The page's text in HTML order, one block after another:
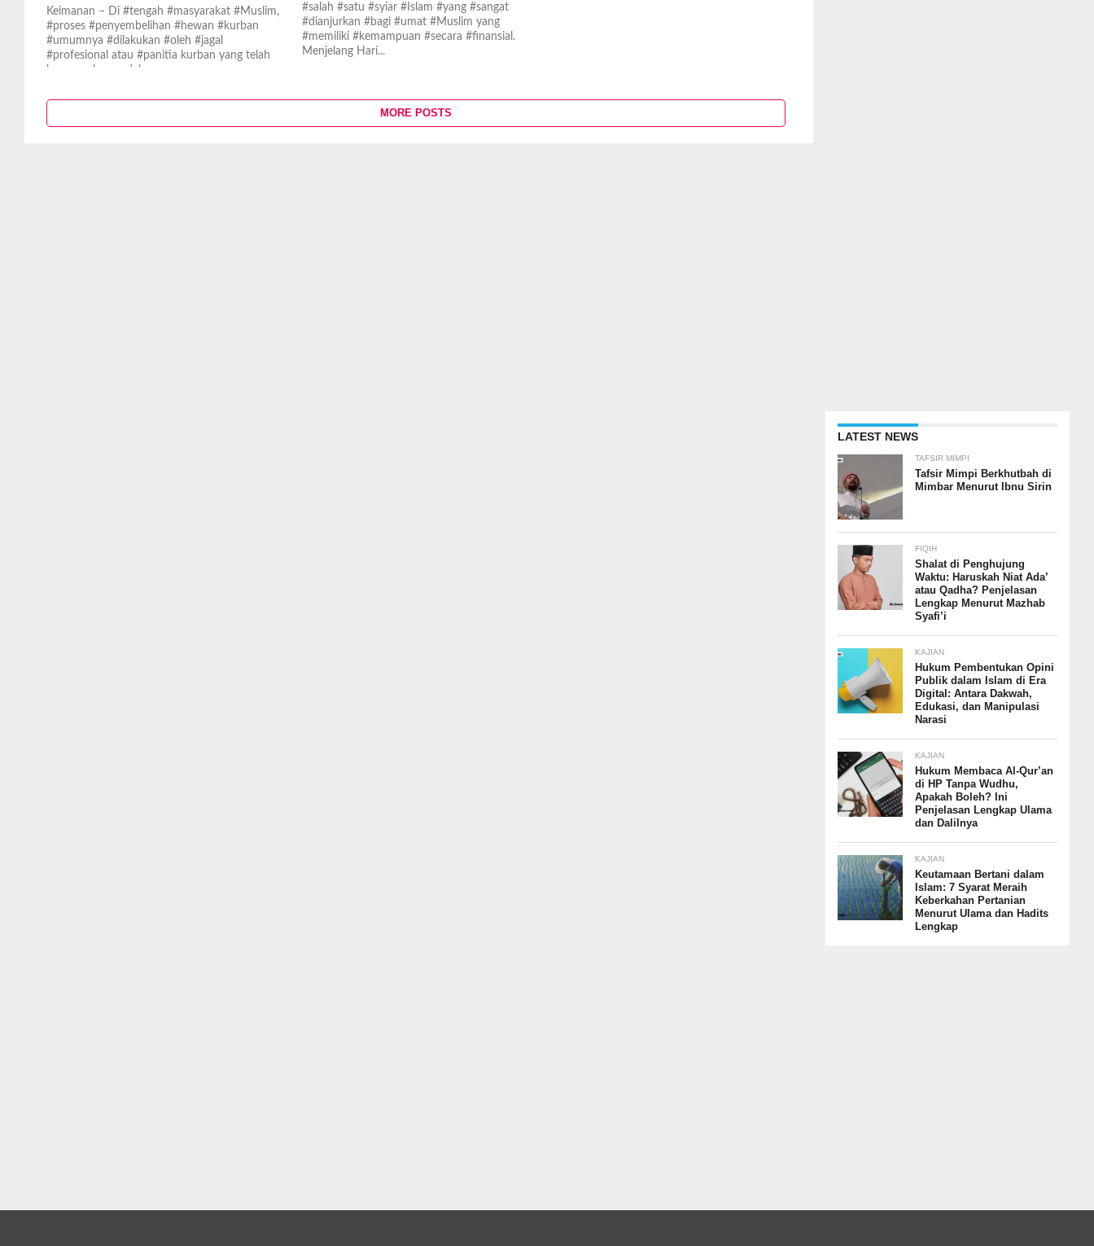
Keimanan – Di #tengah #masyarakat #Muslim,
#proses #penyembelihan #hewan #kurban
#umumnya #dilakukan #oleh #jagal
#profesional atau #panitia kurban yang telah
berpengalaman dalam...
#salah #satu #syiar #Islam #yang #sangat
#dianjurkan #bagi #umat #Muslim yang
#memiliki #kemampuan #secara #finansial.
Menjelang Hari...
MORE POSTS
LATEST NEWS
TAFSIR MIMPI
Tafsir Mimpi Berkhutbah di
Mimbar Menurut Ibnu Sirin
FIQIH
Shalat di Penghujung
Waktu: Haruskah Niat Ada’
atau Qadha? Penjelasan
Lengkap Menurut Mazhab
Syafi’i
KAJIAN
Hukum Pembentukan Opini
Publik dalam Islam di Era
Digital: Antara Dakwah,
Edukasi, dan Manipulasi
Narasi
KAJIAN
Hukum Membaca Al-Qur’an
di HP Tanpa Wudhu,
Apakah Boleh? Ini
Penjelasan Lengkap Ulama
dan Dalilnya
KAJIAN
Keutamaan Bertani dalam
Islam: 7 Syarat Meraih
Keberkahan Pertanian
Menurut Ulama dan Hadits
Lengkap